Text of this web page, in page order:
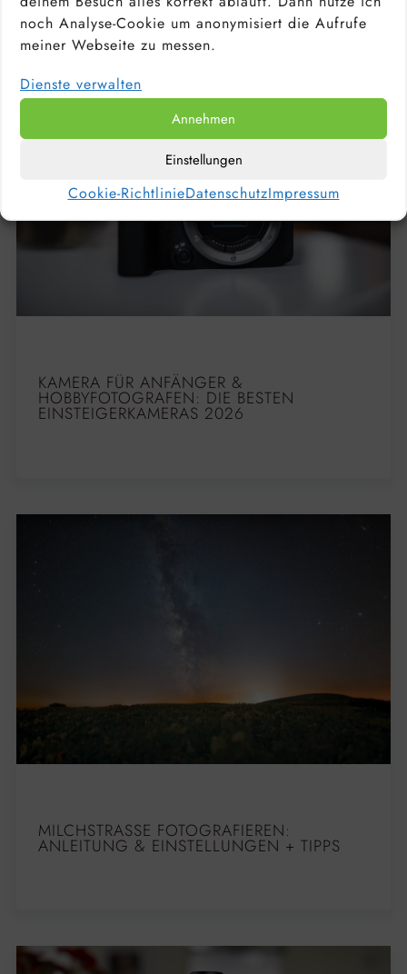
noch Analyse-Cookie um anonymisiert die Aufrufe
meiner Webseite zu messen.
Dienste verwalten
Annehmen
Einstellungen
Cookie-RichtlinieDatenschutzImpressum
KAMERA FÜR ANFÄNGER &
HOBBYFOTOGRAFEN: DIE BESTEN
EINSTEIGERKAMERAS 2026
MILCHSTRASSE FOTOGRAFIEREN: A
NLEITUNG & EINSTELLUNGEN + TIPPS